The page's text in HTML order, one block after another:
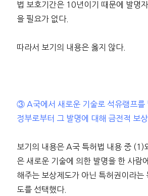
법 보호기간은 10년이기 때문에 발명
을 필요가 없다.
따라서 보기의 내용은 옳지 않다.
③ A국에서 새로운 기술로 석유램프를
정부로부터 그 발명에 대해 금전적 보
보기의 내용은 A국 특허법 내용 중 (1)
은 새로운 기술에 의한 발명을 한 사람
해주는 보상제도가 아닌 특허권이라는
도를 선택했다.